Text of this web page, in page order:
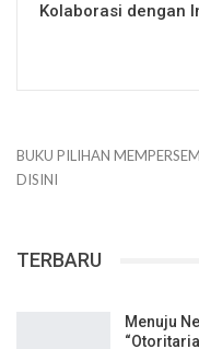
Kolaborasi dengan
BUKU PILIHAN
DISINI
TERBARU
Menuju